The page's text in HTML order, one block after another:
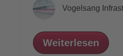
Vogelsang
Weiterlesen